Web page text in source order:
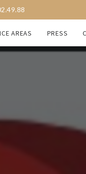
AREAS PRESS